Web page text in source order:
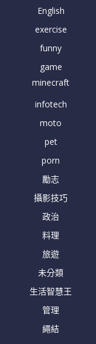
English
exercise
funny
game
minecraft
infotech
moto
pet
porn
勵志
攝影技巧
政治
料理
旅遊
未分類
生活智慧王
管理
繩結